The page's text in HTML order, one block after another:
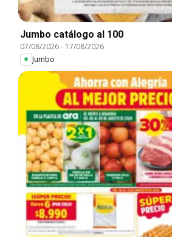
Jumbo catálogo al 100
07/08/2026- 17/08/2026
Jumbo